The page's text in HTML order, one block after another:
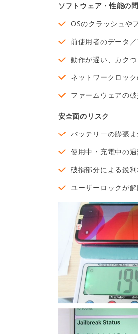
ソフトウェア・性能の
OSのクラッシュや
前使用者のデータ
動作が遅い、カクつ
ネットワークロッ
ファームウェアの破
安全面のリスク
バッテリーの膨張
使用中・充電中の過
破損部分による鋭
ユーザーロックが